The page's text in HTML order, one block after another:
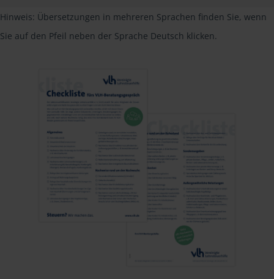
Hinweis: Übersetzungen in mehreren Sprachen finden Sie, wenn
Sie auf den Pfeil neben der Sprache Deutsch klicken.